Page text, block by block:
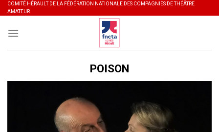
Skip
to
content
COMITÉ HÉRAULT DE LA FÉDÉRATION NATIONALE DES COMPAGNIES DE THÉÂTRE
AMATEUR
POISON